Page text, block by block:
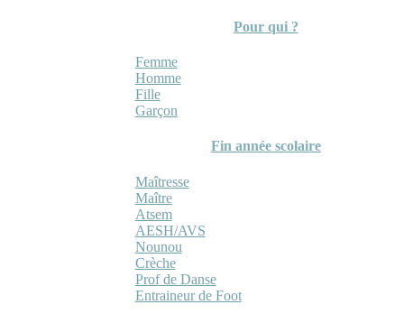
Pour qui ?
Femme
Homme
Fille
Garçon
Fin année scolaire
Maîtresse
Maître
Atsem
AESH/AVS
Nounou
Crèche
Prof de Danse
Entraineur de Foot